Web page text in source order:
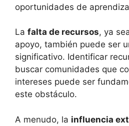
oportunidades de
La falta de recursos, ya
apoyo, también puede ser
significativo. Identificar
buscar comunidades que
intereses puede ser
este obstáculo.
A menudo, la influencia